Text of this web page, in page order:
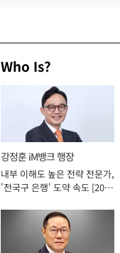
Who Is?
강정훈 iM뱅크 행장
내부 이해도 높은 전략 전문가,
'전국구 은행' 도약 속도 [2026